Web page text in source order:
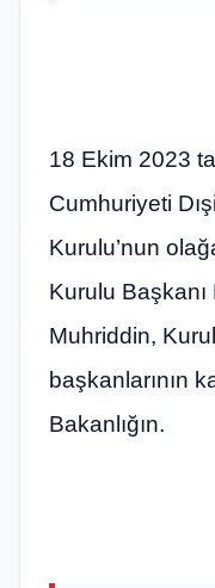
18 Ekim 2023
Cumhuriyeti
Kurulu’nun
Kurulu Başkanı
Muhriddin,
başkanlarının
Bakanlığın.